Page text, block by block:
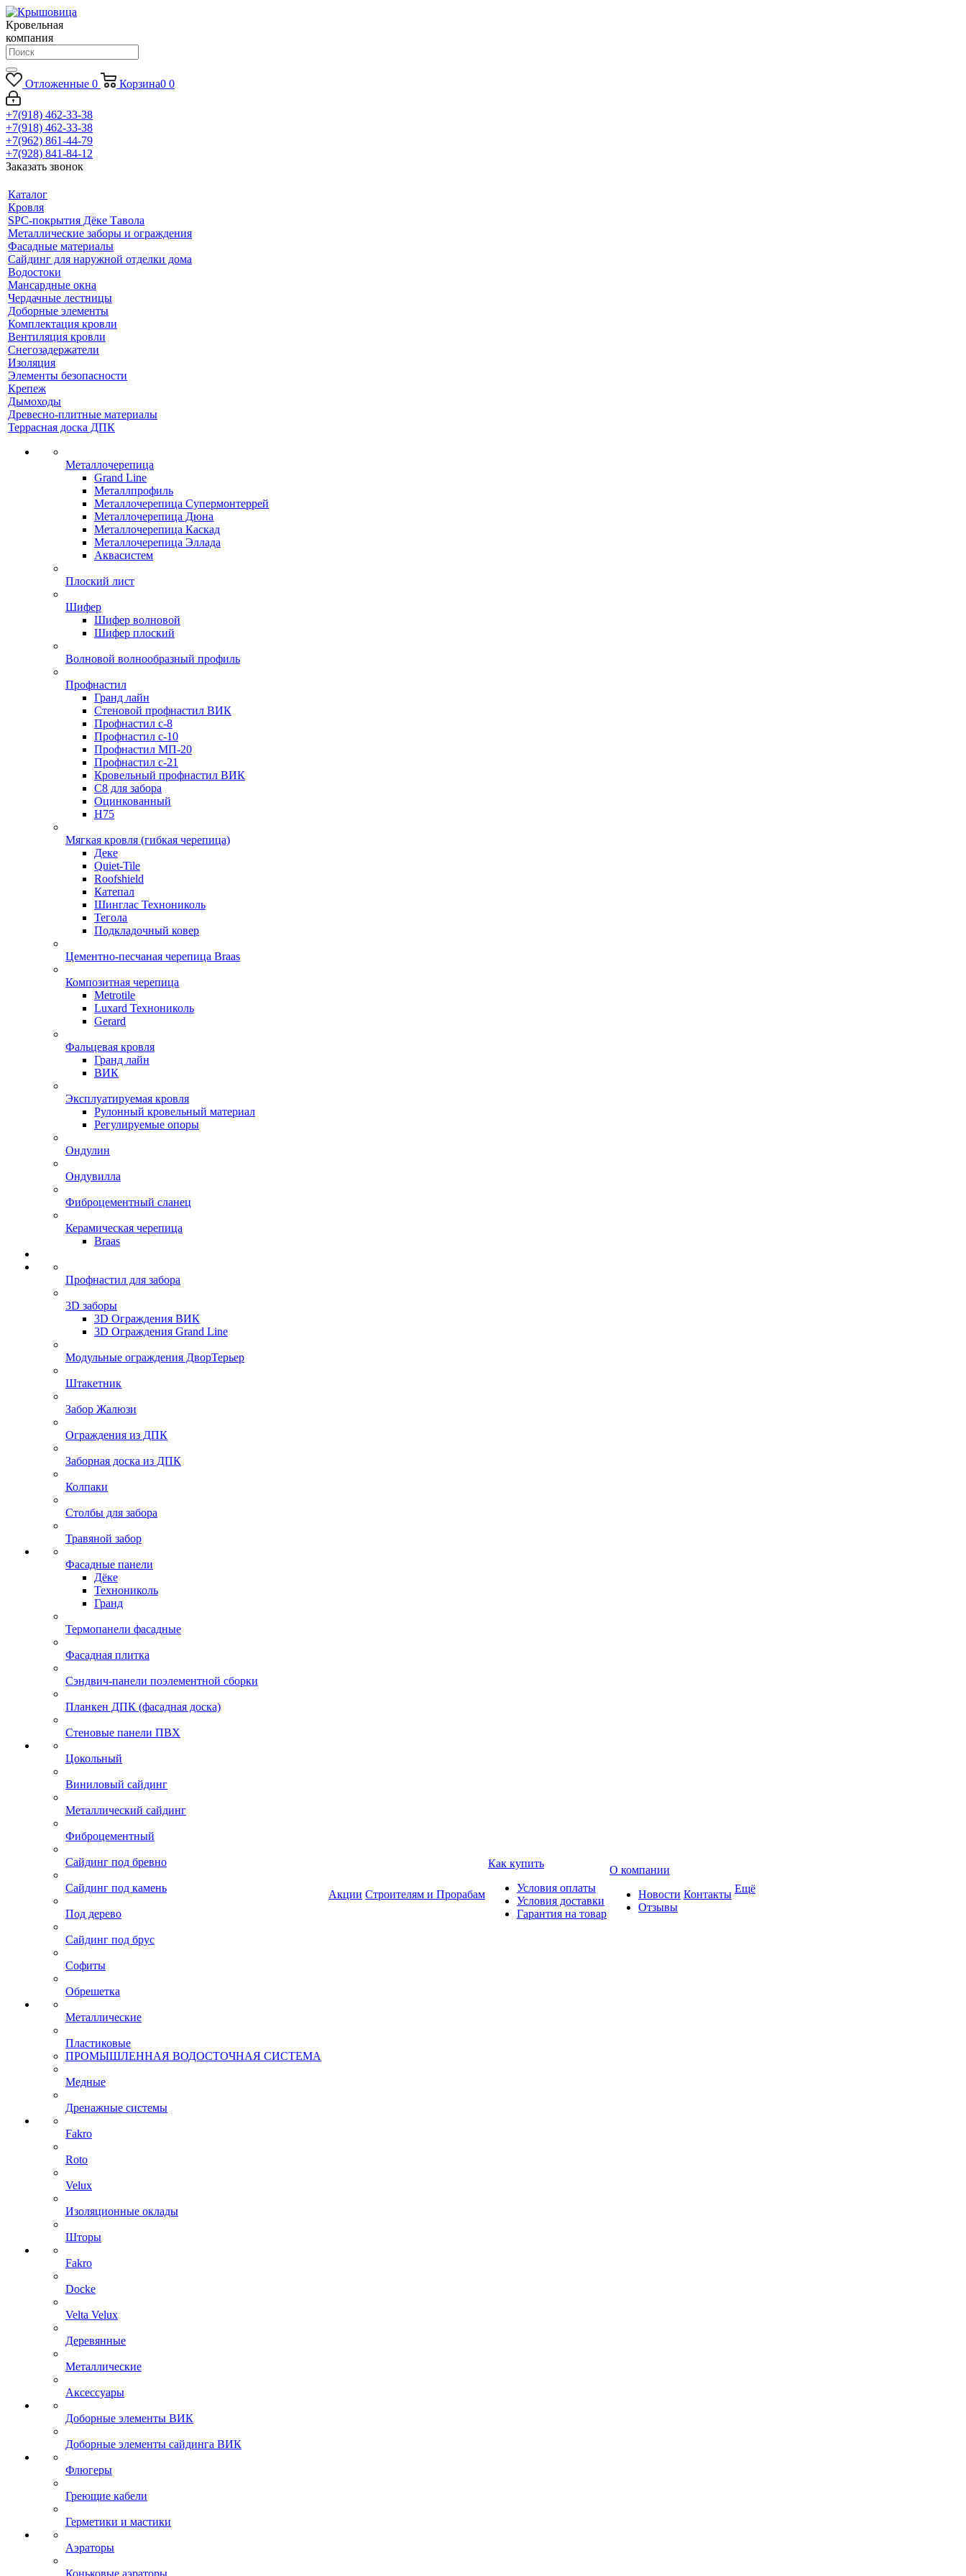
Кровельная
компания
Отложенные 0 Корзина0 0
+7(918) 462-33-38
+7(918) 462-33-38
+7(962) 861-44-79
+7(928) 841-84-12
Заказать звонок
Каталог
Кровля
SPC-покрытия Дёке Тавола
Металлические заборы и ограждения
Фасадные материалы
Сайдинг для наружной отделки дома
Водостоки
Мансардные окна
Чердачные лестницы
Доборные элементы
Комплектация кровли
Вентиляция кровли
Снегозадержатели
Изоляция
Элементы безопасности
Крепеж
Дымоходы
Древесно-плитные материалы
Террасная доска ДПК
Металлочерепица
Grand Line
Металлпрофиль
Металлочерепица Супермонтеррей
Металлочерепица Дюна
Металлочерепица Каскад
Металлочерепица Эллада
Аквасистем
Плоский лист
Шифер
Шифер волновой
Шифер плоский
Волновой волнообразный профиль
Профнастил
Гранд лайн
Стеновой профнастил ВИК
Профнастил с-8
Профнастил с-10
Профнастил МП-20
Профнастил с-21
Кровельный профнастил ВИК
С8 для забора
Оцинкованный
Н75
Мягкая кровля (гибкая черепица)
Деке
Quiet-Tile
Roofshield
Катепал
Шинглас Технониколь
Тегола
Подкладочный ковер
Цементно-песчаная черепица Braas
Композитная черепица
Metrotile
Luxard Технониколь
Gerard
Фальцевая кровля
Гранд лайн
ВИК
Эксплуатируемая кровля
Рулонный кровельный материал
Регулируемые опоры
Ондулин
Ондувилла
Фиброцементный сланец
Керамическая черепица
Braas
Профнастил для забора
3D заборы
3D Ограждения ВИК
3D Ограждения Grand Line
Модульные ограждения ДворТерьер
Штакетник
Забор Жалюзи
Ограждения из ДПК
Заборная доска из ДПК
Колпаки
Столбы для забора
Травяной забор
Фасадные панели
Дёке
Технониколь
Гранд
Термопанели фасадные
Фасадная плитка
Сэндвич-панели поэлементной сборки
Планкен ДПК (фасадная доска)
Стеновые панели ПВХ
Цокольный
Виниловый сайдинг
Металлический сайдинг
Фиброцементный
Сайдинг под бревно
Сайдинг под камень
Под дерево
Сайдинг под брус
Софиты
Обрешетка
Металлические
Пластиковые
ПРОМЫШЛЕННАЯ ВОДОСТОЧНАЯ СИСТЕМА
Медные
Дренажные системы
Fakro
Roto
Velux
Изоляционные оклады
Шторы
Fakro
Docke
Velta Velux
Деревянные
Металлические
Аксессуары
Доборные элементы ВИК
Доборные элементы сайдинга ВИК
Флюгеры
Греющие кабели
Герметики и мастики
Аэраторы
Коньковые аэраторы
Акции Строителям и Прорабам
Как купить
Условия оплаты
Условия доставки
Гарантия на товар
О компании
Новости
Отзывы
Контакты Ещё